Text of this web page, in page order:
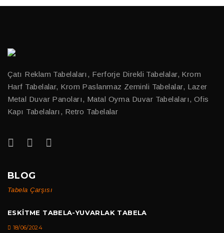
Çatı Reklam Tabelaları, Ferforje Direkli Tabelalar, Krom
Harf Tabelalar, Krom Paslanmaz Zeminli Tabelalar, Lazer
Metal Duvar Panoları, Matal Oyma Duvar Tabelaları, Ofis
Kapı Tabelaları, Retro Tabelalar
BLOG
Tabela Çarşısı
ESKITME TABELA-YUVARLAK TABELA
18/06/2024